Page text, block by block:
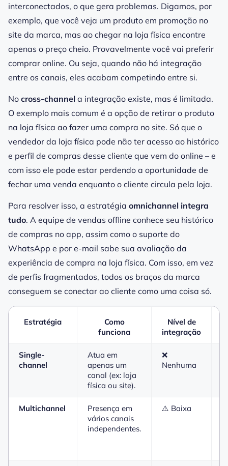
interconectados, o que gera problemas. Digamos, por
exemplo, que você veja um produto em promoção no
site da marca, mas ao chegar na loja física encontre
apenas o preço cheio. Provavelmente você vai preferir
comprar online. Ou seja, quando não há integração
entre os canais, eles acabam competindo entre si.
No cross-channel a integração existe, mas é limitada.
O exemplo mais comum é a opção de retirar o produto
na loja física ao fazer uma compra no site. Só que o
vendedor da loja física pode não ter acesso ao histórico
e perfil de compras desse cliente que vem do online – e
com isso ele pode estar perdendo a oportunidade de
fechar uma venda enquanto o cliente circula pela loja.
Para resolver isso, a estratégia omnichannel integra
tudo. A equipe de vendas offline conhece seu histórico
de compras no app, assim como o suporte do
WhatsApp e por e-mail sabe sua avaliação da
experiência de compra na loja física. Com isso, em vez
de perfis fragmentados, todos os braços da marca
conseguem se conectar ao cliente como uma coisa só.
Estratégia
Como
funciona
Nível de
integração
Single-
channel
Atua em
apenas um
canal (ex: loja
física ou site).
❌
Nenhuma
Multichannel
Presença em
vários canais
independentes.
⚠️ Baixa